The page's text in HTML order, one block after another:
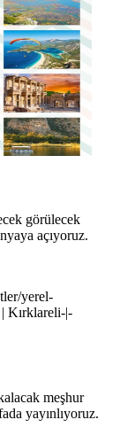
görülecek
açıyoruz.
yerel-
Kırklareli-|-
meşhur
yayınlıyoruz.